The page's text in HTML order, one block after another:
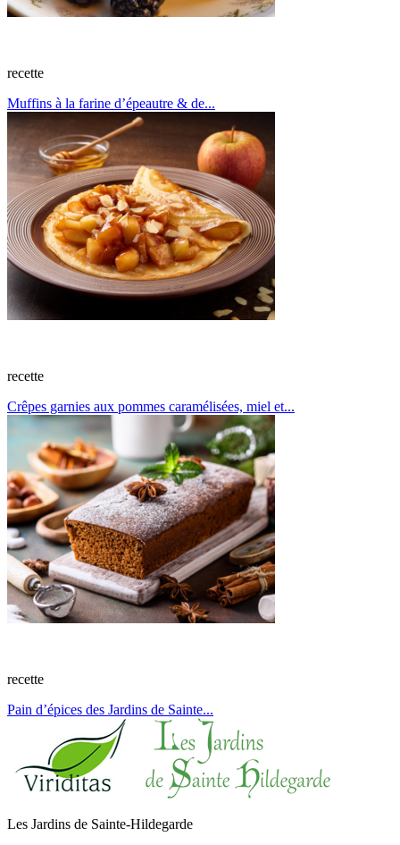
recette
Muffins à la farine d’épeautre & de...
recette
Crêpes garnies aux pommes caramélisées, miel et...
recette
Pain d’épices des Jardins de Sainte...
Les Jardins de Sainte-Hildegarde